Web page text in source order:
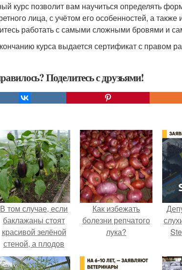
курс позволит вам научиться определять
лица, с учётом его особенностей, а
работать с самыми сложными бровями и
курса выдается сертификат с правом
Поделитесь с друзьями!
В том случае, если
баклажаны стоят
красивой зелёной
стеной, а плодов
почти не видно -
радоваться тут
Как избежать
болезни репчатого
лука?